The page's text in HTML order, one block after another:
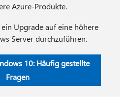
Azure-Produkte.
Upgrade auf eine höhere
Server durchzuführen.
10: Häufig gestellte
Fragen